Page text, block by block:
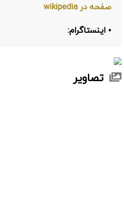
صفحه در wikipedia
• اینستاگرام:
تصاویر